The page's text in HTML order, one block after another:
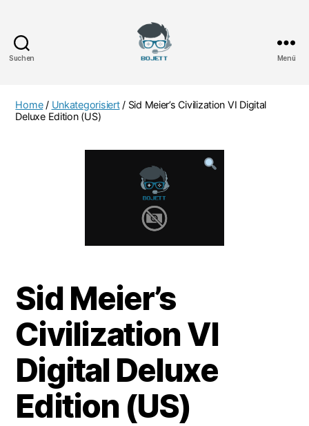
Suchen Menü
Home/ Unkategorisiert/ Sid Meier’s Civilization VI Digital
Deluxe Edition (US)
Sid Meier’s
Civilization VI
Digital Deluxe
Edition (US)